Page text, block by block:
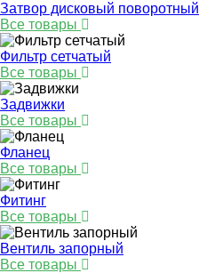
Затвор дисковый поворотный
Все товары
Фильтр сетчатый
Все товары
Задвижки
Все товары
Фланец
Все товары
Фитинг
Все товары
Вентиль запорный
Все товары